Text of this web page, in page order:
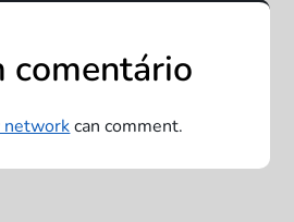
comentário
networkcan comment.